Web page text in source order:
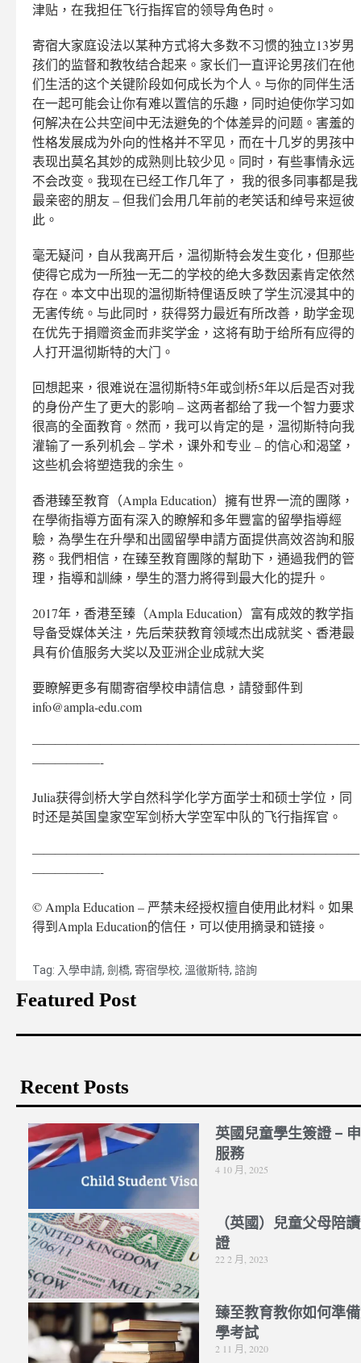
津贴，在我担任飞行指挥官的领导角色时。
寄宿大家庭设法以某种方式将大多数不习惯的独立13岁男
孩们的监督和教牧结合起来。家长们一直评论男孩们在他
们生活的这个关键阶段如何成长为个人。与你的同伴生活
在一起可能会让你有难以置信的乐趣，同时迫使你学习如
何解决在公共空间中无法避免的个体差异的问题。害羞的
性格发展成为外向的性格并不罕见，而在十几岁的男孩中
表现出莫名其妙的成熟则比较少见。同时，有些事情永远
不会改变。我现在已经工作几年了， 我的很多同事都是我
最亲密的朋友 – 但我们会用几年前的老笑话和绰号来逗彼
此。
毫无疑问，自从我离开后，温彻斯特会发生变化，但那些
使得它成为一所独一无二的学校的绝大多数因素肯定依然
存在。本文中出现的温彻斯特俚语反映了学生沉浸其中的
无害传统。与此同时，获得努力最近有所改善，助学金现
在优先于捐赠资金而非奖学金，这将有助于给所有应得的
人打开温彻斯特的大门。
回想起来，很难说在温彻斯特5年或剑桥5年以后是否对我
的身份产生了更大的影响 – 这两者都给了我一个智力要求
很高的全面教育。然而，我可以肯定的是，温彻斯特向我
灌输了一系列机会 – 学术，课外和专业 – 的信心和渴望，
这些机会将塑造我的余生。
香港臻至教育（Ampla Education）擁有世界一流的團隊，
在學術指導方面有深入的瞭解和多年豐富的留學指導經
驗，為學生在升學和出國留學申請方面提供高效咨詢和服
務。我們相信，在臻至教育團隊的幫助下，通過我們的管
理，指導和訓練，學生的潛力將得到最大化的提升。
2017年，香港至臻（Ampla Education）富有成效的教学指
导备受媒体关注，先后荣获教育领域杰出成就奖、香港最
具有价值服务大奖以及亚洲企业成就大奖
要瞭解更多有關寄宿學校申請信息，請發郵件到
info@ampla-edu.com
—————————————————————————————
——————-
Julia获得剑桥大学自然科学化学方面学士和硕士学位，同
时还是英国皇家空军剑桥大学空军中队的飞行指挥官。
—————————————————————————————
——————-
© Ampla Education – 严禁未经授权擅自使用此材料。如果
得到Ampla Education的信任，可以使用摘录和链接。
Tag: 入學申請, 劍橋, 寄宿學校, 溫徹斯特, 諮詢
Featured Post
Recent Posts
英國兒童學生簽證 –
服務
4 10 月, 2025
（英國）兒童父母陪
證
22 2 月, 2023
臻至教育教你如何準
學考試
2 11 月, 2020